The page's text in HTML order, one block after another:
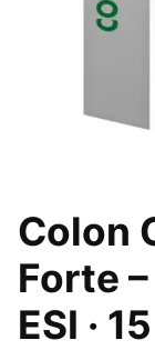
Colon
Forte
ESI ·